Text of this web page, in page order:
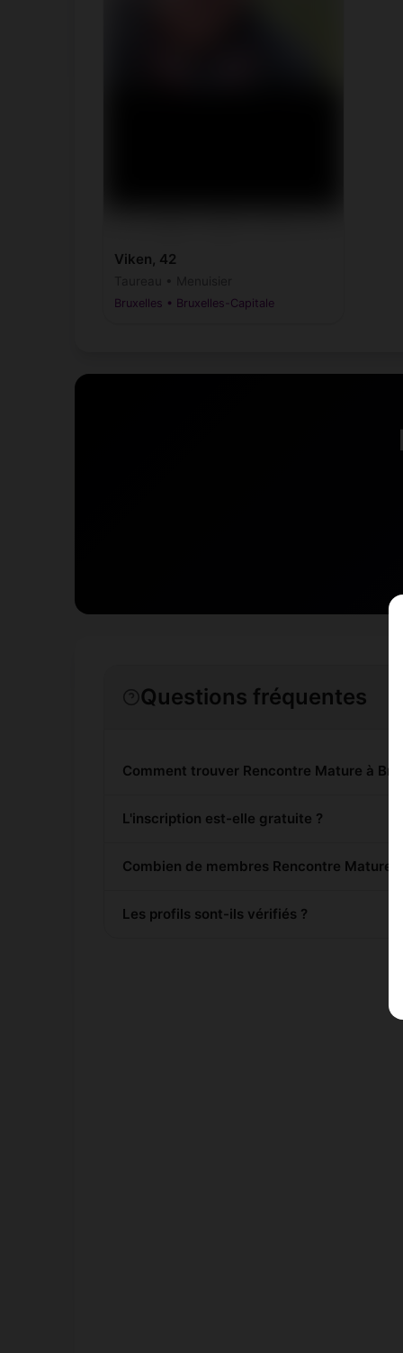
Viken, 42
Bruxelles • Bruxelles-Capitale
Questions fréquentes
Comment trouver Rencontre Mature à
L'inscription est-elle gratuite ?
Combien de membres Rencontre Mature
Les profils sont-ils vérifiés ?